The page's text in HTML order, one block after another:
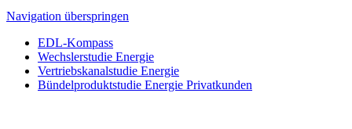
Navigation überspringen
EDL-Kompass
Wechslerstudie Energie
Vertriebskanalstudie Energie
Bündelproduktstudie Energie Privatkunden